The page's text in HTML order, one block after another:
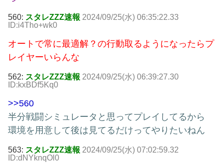
560: スタレZZZ速報 2024/09/25(水) 06:35:22.33
ID:i4Tho+wk0
オートで常に最適解？の行動取るようになったらプ
レイヤーいらんな
562: スタレZZZ速報 2024/09/25(水) 06:39:27.30
ID:kxBDf5Kq0
>>560
半分戦闘シミュレータと思ってプレイしてるから
環境を用意して後は見てるだけってやりたいねん
563: スタレZZZ速報 2024/09/25(水) 07:02:59.32
ID:dNYknqOl0